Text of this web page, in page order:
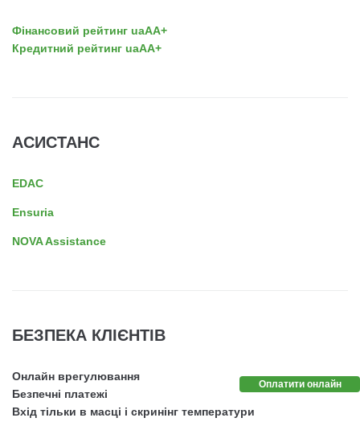
Фінансовий рейтинг uaAA+
Кредитний рейтинг uaAA+
АСИСТАНС
EDAC
Ensuria
NOVA Assistance
БЕЗПЕКА КЛІЄНТІВ
Онлайн врегулювання
Безпечні платежі
Вхід тільки в масці і скринінг температури
Оплатити онлайн